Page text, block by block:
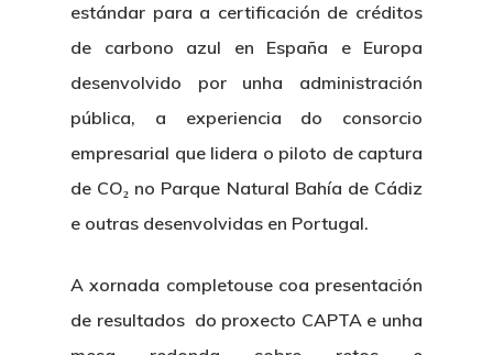
estándar para a certificación de créditos
de carbono azul en España e Europa
desenvolvido por unha administración
pública, a experiencia do consorcio
empresarial que lidera o piloto de captura
de CO₂ no Parque Natural Bahía de Cádiz
e outras desenvolvidas en Portugal.
A xornada completouse coa presentación
de resultados do proxecto CAPTA e unha